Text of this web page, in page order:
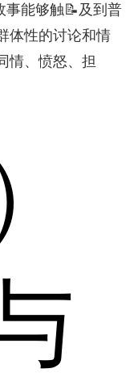
事能够触📝及到普
体性的讨论和情
情、愤怒、担